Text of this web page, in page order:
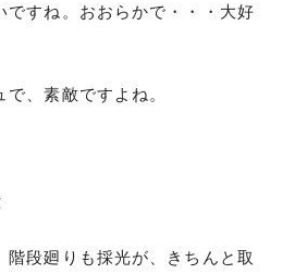
ですね。おおらかで・・・大好
、素敵ですよね。
階段廻りも採光が、きちんと取